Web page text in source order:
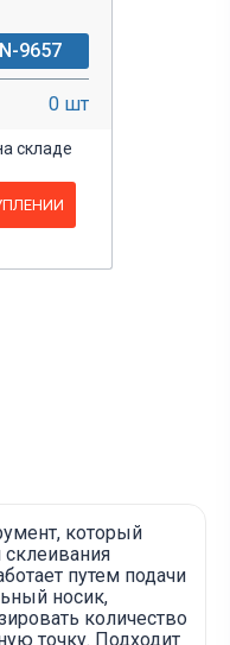
9657
0 шт
складе
который
склеивания
путем подачи
носик,
количество
точку. Подходит